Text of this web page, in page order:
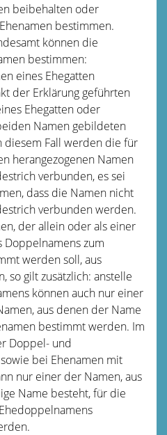
beibehalten oder
bestimmen.
können die
bestimmen:
eines Ehegatten
der Erklärung geführten
Ehegatten oder
Namen gebildeten
diesem Fall werden die für
herangezogenen Namen
verbunden, es sei
dass die Namen nicht
verbunden werden.
der allein oder als einer
Doppelnamens zum
werden soll, aus
so gilt zusätzlich: anstelle
können auch nur einer
aus denen der Name
bestimmt werden. Im
Doppel- und
bei Ehenamen mit
nur einer der Namen, aus
Name besteht, für die